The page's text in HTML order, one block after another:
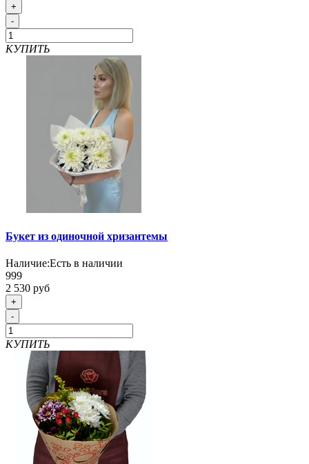
+
-
КУПИТЬ
Букет из одиночной хризантемы
Наличие:Есть в наличии
999
2 530 руб
+
-
КУПИТЬ